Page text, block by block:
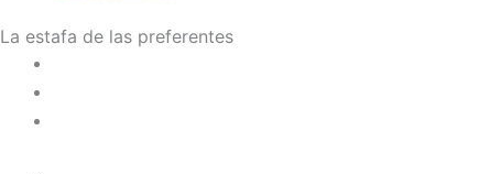
La estafa de las preferentes